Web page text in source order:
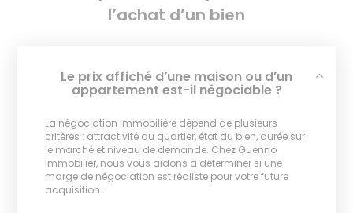
l’achat d’un bien
Le prix affiché d’une maison ou d’un
appartement est-il négociable ?
La négociation immobilière dépend de plusieurs
critères : attractivité du quartier, état du bien, durée sur
le marché et niveau de demande. Chez Guenno
Immobilier, nous vous aidons à déterminer si une
marge de négociation est réaliste pour votre future
acquisition.